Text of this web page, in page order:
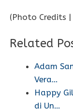
(Photo Credits
Related
Adam
Vera…
Happy
di Un…